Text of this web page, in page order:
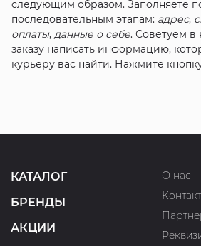
следующим образом. Заполняете
последовательным этапам: адрес,
оплаты, данные о себе. Советуем в
заказу написать информацию,
курьеру вас найти. Нажмите
КАТАЛОГ
БРЕНДЫ
АКЦИИ
О нас